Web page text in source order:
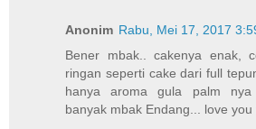
Anonim Rabu, Mei 17, 2017
Bener mbak.. cakenya enak,
ringan seperti cake dari full
hanya aroma gula palm nya
banyak mbak Endang... love you